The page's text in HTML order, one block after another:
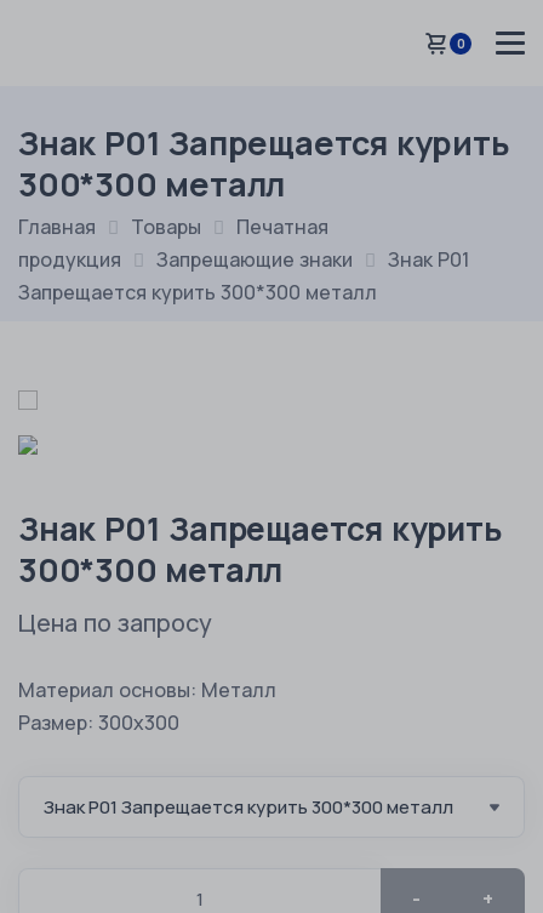
0
Знак P01 Запрещается курить
300*300 металл
Главная Товары
Печатная
продукция
Запрещающие знаки
Знак P01
Запрещается курить 300*300 металл
Знак P01 Запрещается курить
300*300 металл
Цена по запросу
Материал основы: Металл
Размер: 300х300
- +